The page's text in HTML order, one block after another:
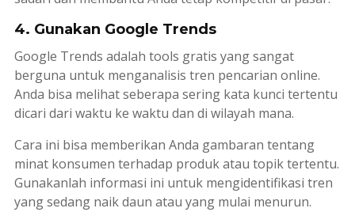
4. Gunakan Google Trends
Google Trends adalah tools gratis yang sangat
berguna untuk menganalisis tren pencarian online.
Anda bisa melihat seberapa sering kata kunci tertentu
dicari dari waktu ke waktu dan di wilayah mana.
Cara ini bisa memberikan Anda gambaran tentang
minat konsumen terhadap produk atau topik tertentu.
Gunakanlah informasi ini untuk mengidentifikasi tren
yang sedang naik daun atau yang mulai menurun.